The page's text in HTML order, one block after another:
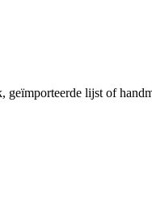
lijst of